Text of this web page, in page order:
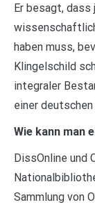
Er besagt, dass
haben muss,
Klingelschild
integraler
einer deutschen
Wie kann man
DissOnline und
Sammlung von